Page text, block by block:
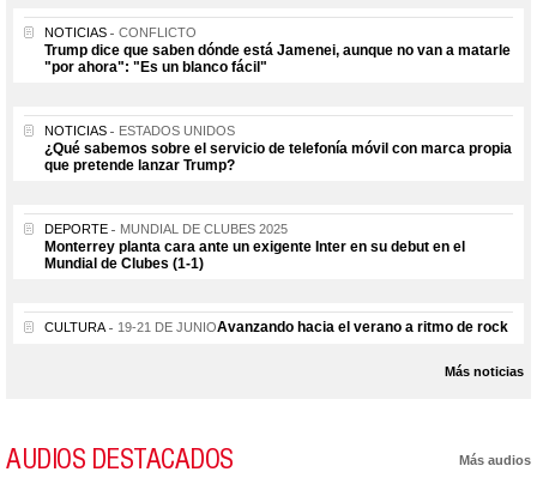
NOTICIAS CONFLICTO
Trump dice que saben dónde está Jamenei, aunque no van a matarle
"por ahora": "Es un blanco fácil"
NOTICIAS ESTADOS UNIDOS
¿Qué sabemos sobre el servicio de telefonía móvil con marca propia
que pretende lanzar Trump?
DEPORTE MUNDIAL DE CLUBES 2025
Monterrey planta cara ante un exigente Inter en su debut en el
Mundial de Clubes (1-1)
CULTURA 19-21 DE JUNIOAvanzando hacia el verano a ritmo de rock
Más noticias
AUDIOS DESTACADOS Más audios